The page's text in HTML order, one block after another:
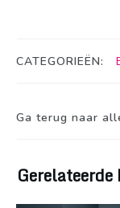
CATEGORIEËN:
Ga terug naar